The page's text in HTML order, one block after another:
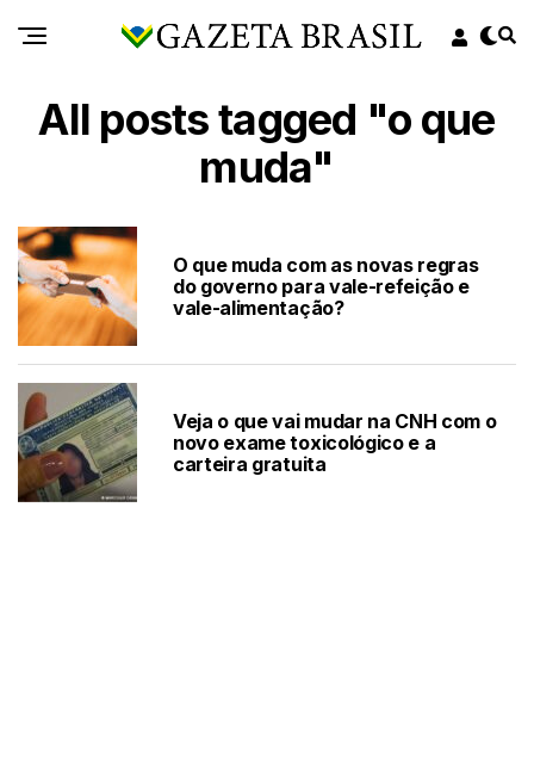
All posts tagged "o que
muda"
O que muda com as novas regras
do governo para vale-refeição e
vale-alimentação?
Veja o que vai mudar na CNH com o
novo exame toxicológico e a
carteira gratuita